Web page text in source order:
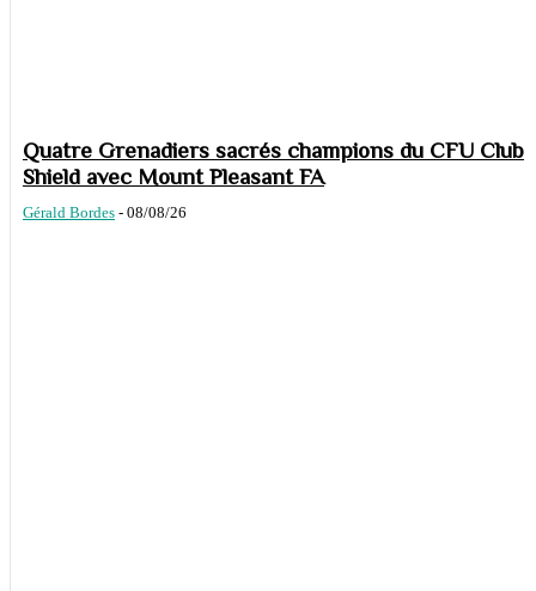
Quatre Grenadiers sacrés champions du CFU Club
Shield avec Mount Pleasant FA
Gérald Bordes - 08/08/26